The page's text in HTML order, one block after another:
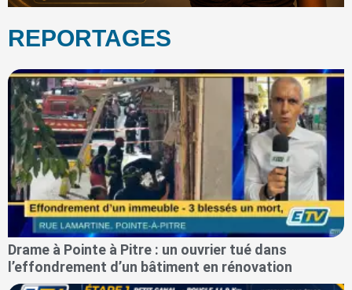
REPORTAGES
Drame à Pointe à Pitre : un ouvrier tué dans
l’effondrement d’un bâtiment en rénovation